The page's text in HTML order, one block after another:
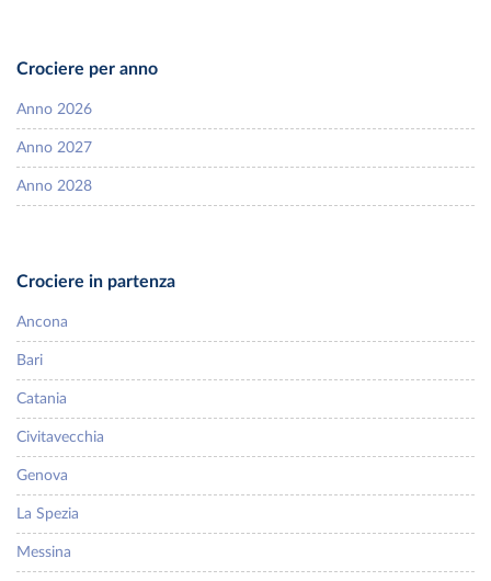
Crociere per anno
Anno 2026
Anno 2027
Anno 2028
Crociere in partenza
Ancona
Bari
Catania
Civitavecchia
Genova
La Spezia
Messina